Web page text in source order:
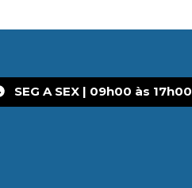
SEG A SEX | 09h00 às 17h00